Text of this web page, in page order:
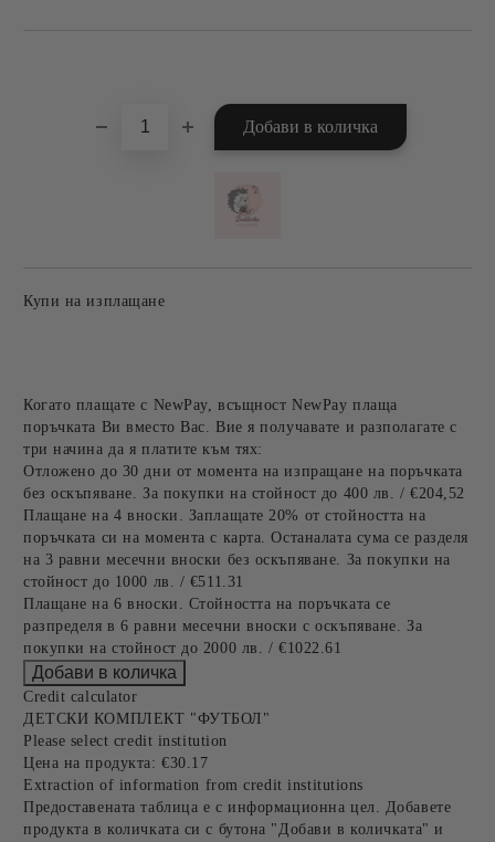
Купи на изплащане
Когато плащате с NewPay, всъщност NewPay плаща
поръчката Ви вместо Вас. Вие я получавате и разполагате с
три начина да я платите към тях:
Отложено до 30 дни от момента на изпращане на поръчката
без оскъпяване. За покупки на стойност до 400 лв. / €204,52
Плащане на 4 вноски. Заплащате 20% от стойността на
поръчката си на момента с карта. Останалата сума се разделя
на 3 равни месечни вноски без оскъпяване. За покупки на
стойност до 1000 лв. / €511.31
Плащане на 6 вноски. Стойността на поръчката се
разпределя в 6 равни месечни вноски с оскъпяване. За
покупки на стойност до 2000 лв. / €1022.61
Credit calculator
ДЕТСКИ КОМПЛЕКТ "ФУТБОЛ"
Please select credit institution
Цена на продукта: €30.17
Extraction of information from credit institutions
Предоставената таблица е с информационна цел. Добавете
продукта в количката си с бутона "Добави в количката" и